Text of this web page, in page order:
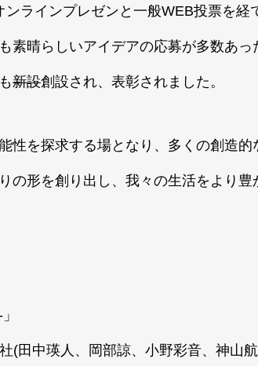
ラインプレゼンと一般WEB投票を経
素晴らしいアイデアの応募が多数あ
新設創設され、表彰されました。
性を探求する場となり、多くの創造
の形を創り出し、我々の生活をより
田中瑛人、岡部諒、小野彩音、神山